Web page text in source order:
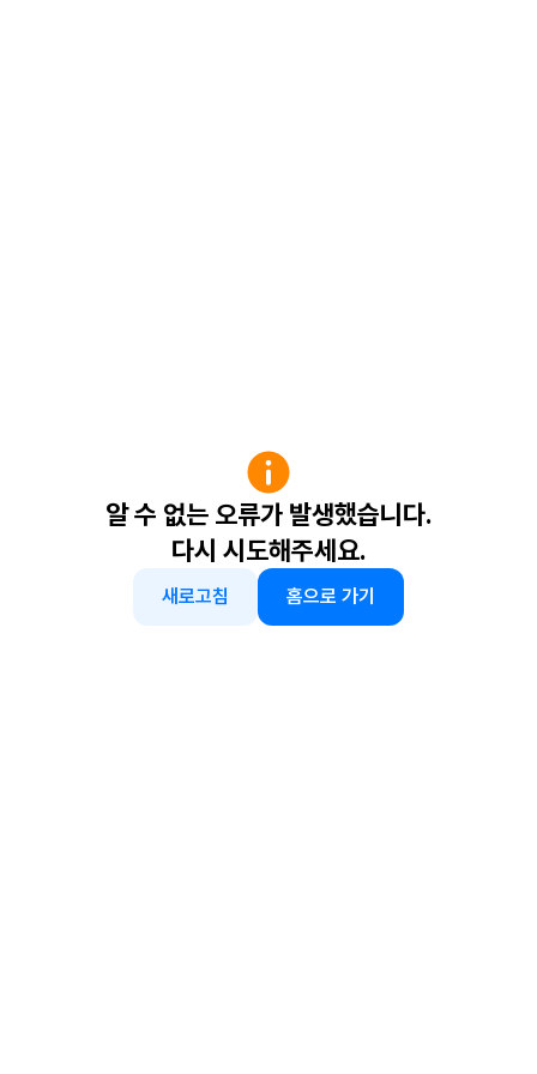
알 수 없는 오류가 발생했습니다.
다시 시도해주세요.
새로고침 홈으로 가기